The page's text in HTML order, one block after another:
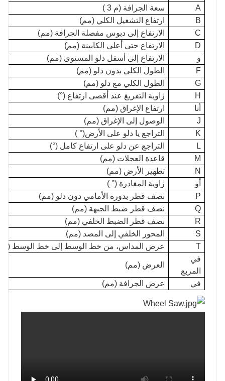
A
سعة الجرافة (م 3 )
B
ارتفاع التشغيل الكلي (مم)
C
الارتفاع إلى دبوس مفصلة الجرافة (مم)
D
الارتفاع حتى أعلى الكابينة (مم)
و
الارتفاع إلى أسفل دلو المستوى (مم)
F
الطول الكلي بدون دلو (مم)
G
الطول الكلي مع دلو (مم)
H
زاوية التفريغ عند أقصى ارتفاع (°)
أنا
ارتفاع الإغراق (مم)
J
الوصول إلى الإغراق (مم)
K
التراجع يا دلو على الأرض(° )
L
التراجع عن دلو على ارتفاع كامل (°)
M
قاعدة العجلات (مم)
N
تطهير الأرض (مم)
أو
زاوية المغادرة (° )
P
نصف قطر بدوره الأمامي دون دلو (مم)
Q
نصف قطر ضبط الجبهة (مم)
R
نصف قطر الضبط الخلفي (مم)
S
المحور الخلفي إلى المصد (مم)
T
عرض المداس، من خط الوسط إلى خط الوسط
في
المربع
العرض (مم)
في عرض الجرافة (مم)